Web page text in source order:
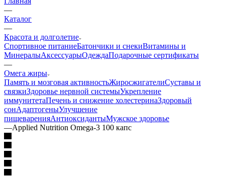
—
Каталог
—
Красота и долголетие
Спортивное питаниеБатончики и снекиВитамины и
МинералыАксессуарыОдеждаПодарочные сертификаты
—
Омега жиры
Память и мозговая активностьЖиросжигателиСуставы и
связкиЗдоровье нервной системыУкрепление
иммунитетаПечень и снижение холестеринаЗдоровый
сонАдаптогеныУлучшение
пищеваренияАнтиоксидантыМужское здоровье
—Applied Nutrition Omega-3 100 капс